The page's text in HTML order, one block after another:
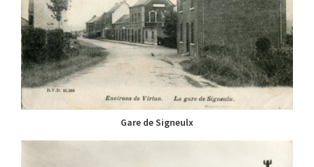
Gare de Signeulx